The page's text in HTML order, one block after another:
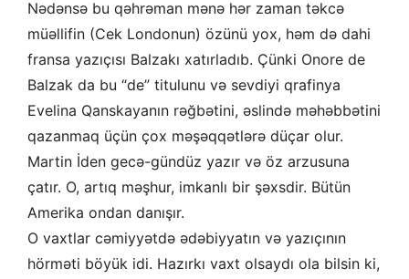
Nədənsə bu qəhrəman mənə hər zaman təkcə
müəllifin (Cek Londonun) özünü yox, həm də dahi
fransa yazıçısı Balzakı xatırladıb. Çünki Onore de
Balzak da bu “de” titulunu və sevdiyi qrafinya
Evelina Qanskayanın rəğbətini, əslində məhəbbətini
qazanmaq üçün çox məşəqqətlərə düçar olur.
Martin İden gecə-gündüz yazır və öz arzusuna
çatır. O, artıq məşhur, imkanlı bir şəxsdir. Bütün
Amerika ondan danışır.
O vaxtlar cəmiyyətdə ədəbiyyatın və yazıçının
hörməti böyük idi. Hazırkı vaxt olsaydı ola bilsin ki,